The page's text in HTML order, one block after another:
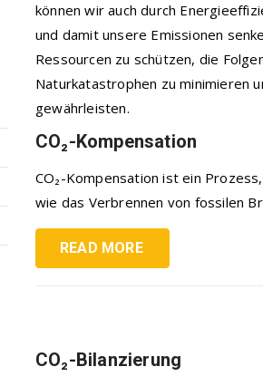
können wir auch durch
und damit unsere Emissionen
Ressourcen zu schützen, die
Naturkatastrophen zu minimieren
gewährleisten.
CO₂-Kompensation
CO₂-Kompensation ist ein
wie das Verbrennen von fossilen
READ MORE
CO₂-Bilanzierung